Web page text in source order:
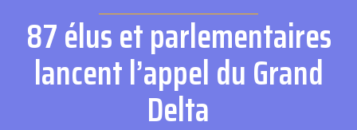
87 élus et parlementaires
lancent l’appel du Grand
Delta